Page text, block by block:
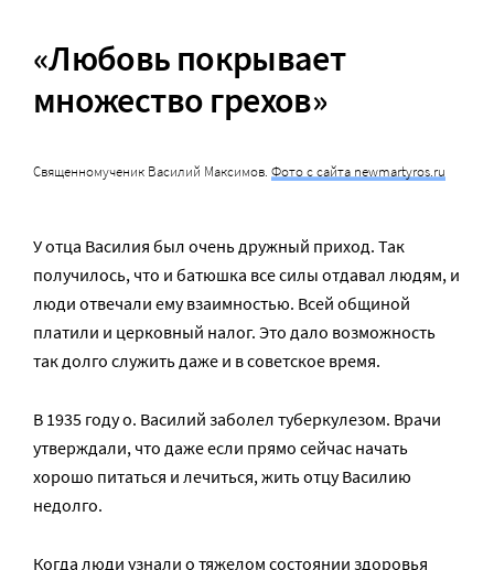
«Любовь покрывает
множество грехов»
Священномученик Василий Максимов. Фото с сайта newmartyros.ru
У отца Василия был очень дружный приход. Так
получилось, что и батюшка все силы отдавал людям, и
люди отвечали ему взаимностью. Всей общиной
платили и церковный налог. Это дало возможность
так долго служить даже и в советское время.
В 1935 году о. Василий заболел туберкулезом. Врачи
утверждали, что даже если прямо сейчас начать
хорошо питаться и лечиться, жить отцу Василию
недолго.
Когда люди узнали о тяжелом состоянии здоровья